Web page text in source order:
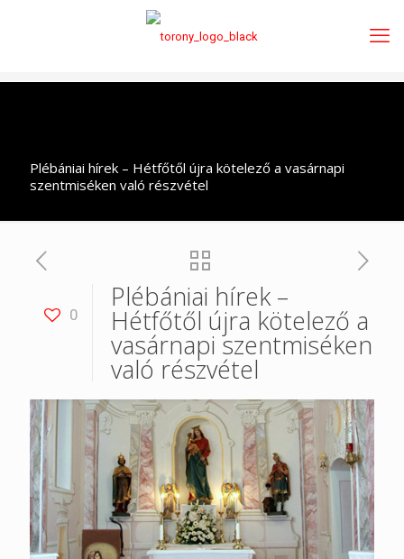
Plébániai hírek – Hétfőtől újra kötelező a vasárnapi
szentmiséken való részvétel
0
Plébániai hírek –
Hétfőtől újra kötelező a
vasárnapi szentmiséken
való részvétel